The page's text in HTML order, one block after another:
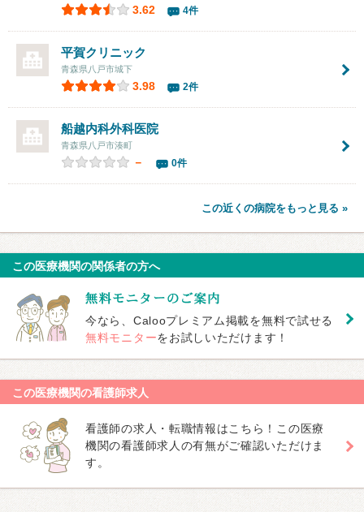
3.62 4件
平賀クリニック
青森県八戸市城下
3.98 2件
船越内科外科医院
青森県八戸市湊町
－ 0件
この近くの病院をもっと見る »
この医療機関の関係者の方へ
今なら、Calooプレミアム掲載を無料で試せる
無料モニターをお試しいただけます！
この医療機関の看護師求人
看護師の求人・転職情報はこちら！この医療
機関の看護師求人の有無がご確認いただけま
す。